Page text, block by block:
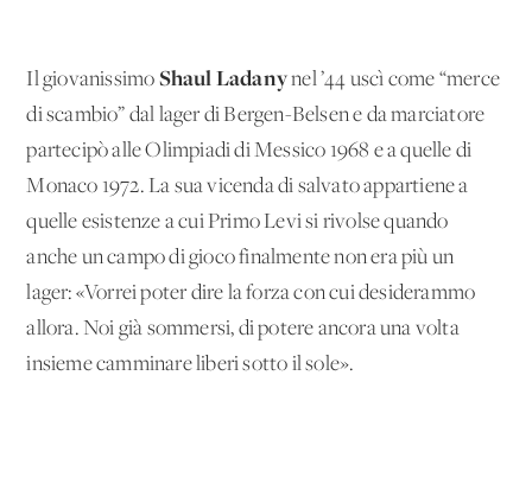
Il giovanissimo Shaul Ladanynel ’44 uscì come “merce
di scambio” dal lager di Bergen-Belsen e da marciatore
partecipò alle Olimpiadi di Messico 1968 e a quelle di
Monaco 1972. La sua vicenda di salvato appartiene a
quelle esistenze a cui Primo Levi si rivolse quando
anche un campo di gioco finalmente non era più un
lager: «Vorrei poter dire la forza con cui desiderammo
allora. Noi già sommersi, di potere ancora una volta
insieme camminare liberi sotto il sole».